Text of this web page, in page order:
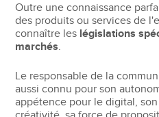
Outre une connaissance
des produits ou services de
connaître les législations
marchés.
Le responsable de la
aussi connu pour son
appétence pour le digital,